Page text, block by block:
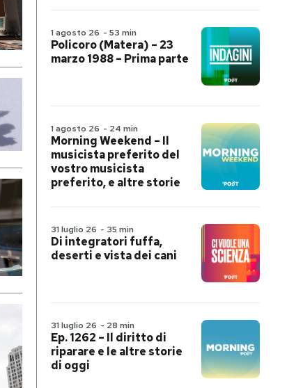
1 agosto 26 - 53 min
Policoro (Matera) – 23
marzo 1988 – Prima parte
1 agosto 26 - 24 min
Morning Weekend – Il
musicista preferito del
vostro musicista
preferito, e altre storie
31 luglio 26 - 35 min
Di integratori fuffa,
deserti e vista dei cani
31 luglio 26 - 28 min
Ep. 1262 – Il diritto di
riparare e le altre storie
di oggi